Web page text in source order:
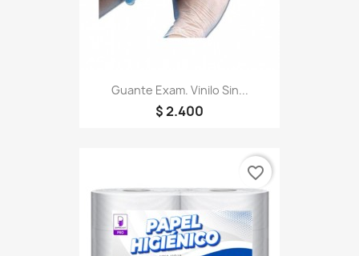
Guante Exam. Vinilo Sin...
$ 2.400
favorite_border